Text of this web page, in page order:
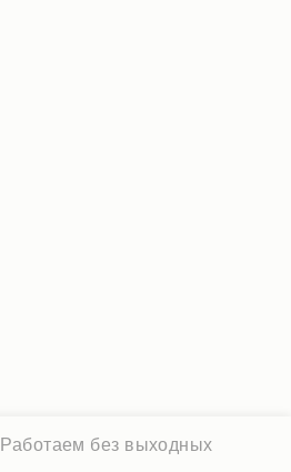
Работаем без выходных